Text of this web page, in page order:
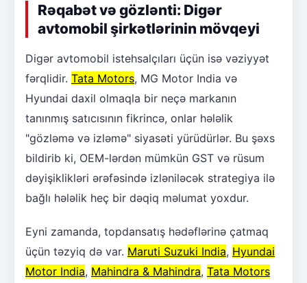
Rəqabət və gözlənti: Digər
avtomobil şirkətlərinin mövqeyi
Digər avtomobil istehsalçıları üçün isə vəziyyət
fərqlidir. Tata Motors, MG Motor India və
Hyundai daxil olmaqla bir neçə markanın
tanınmış satıcısının fikrincə, onlar hələlik
"gözləmə və izləmə" siyasəti yürüdürlər. Bu şəxs
bildirib ki, OEM-lərdən mümkün GST və rüsum
dəyişiklikləri ərəfəsində izləniləcək strategiya ilə
bağlı hələlik heç bir dəqiq məlumat yoxdur.
Eyni zamanda, topdansatış hədəflərinə çatmaq
üçün təzyiq də var. Maruti Suzuki India, Hyundai
Motor India, Mahindra & Mahindra, Tata Motors